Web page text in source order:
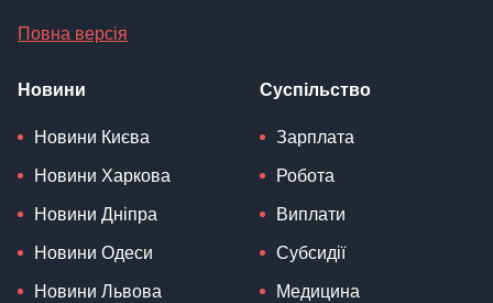
Повна версія
Новини
Новини Києва
Новини Харкова
Новини Дніпра
Новини Одеси
Новини Львова
Суспільство
Зарплата
Робота
Виплати
Субсидії
Медицина